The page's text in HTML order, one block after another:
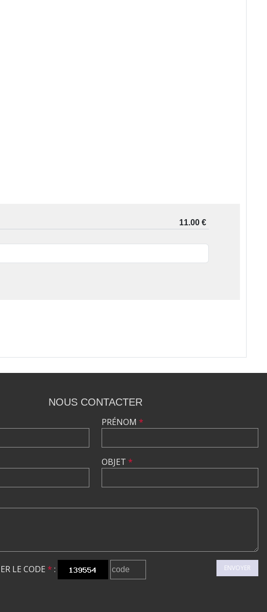
NOUS CONTACTER
PRÉNOM *
OBJET *
LE CODE * : ENVOYER